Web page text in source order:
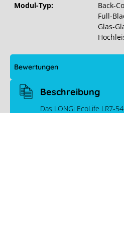
Modul-Typ:
Back-
Full-
Glas-
Bewertungen
Beschreibung
Das LONGi EcoLife LR7-